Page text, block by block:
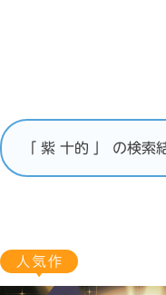
「 紫 十的 」 の検索